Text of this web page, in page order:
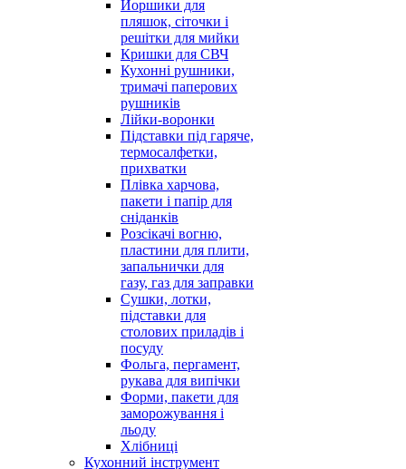
Йоршики для
пляшок, сіточки і
решітки для мийки
Кришки для СВЧ
Кухонні рушники,
тримачі паперових
рушників
Лійки-воронки
Підставки під гаряче,
термосалфетки,
прихватки
Плівка харчова,
пакети і папір для
сніданків
Розсікачі вогню,
пластини для плити,
запальнички для
газу, газ для заправки
Сушки, лотки,
підставки для
столових приладів і
посуду
Фольга, пергамент,
рукава для випічки
Форми, пакети для
заморожування і
льоду
Хлібниці
Кухонний інструмент